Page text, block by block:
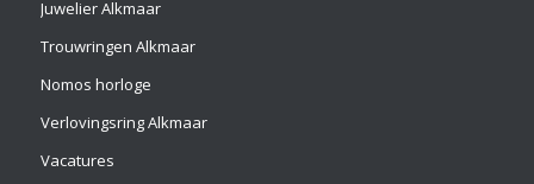
Juwelier Alkmaar
Trouwringen Alkmaar
Nomos horloge
Verlovingsring Alkmaar
Vacatures